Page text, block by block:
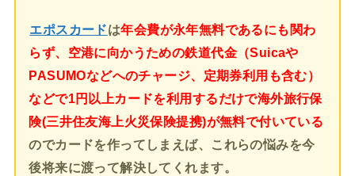
エポスカードは年会費が永年無料であるにも関わ
らず、空港に向かうための鉄道代金（Suicaや
PASUMOなどへのチャージ、定期券利用も含む）
などで1円以上カードを利用するだけで海外旅行保
険(三井住友海上火災保険提携)が無料で付いている
のでカードを作ってしまえば、これらの悩みを今
後将来に渡って解決してくれます。